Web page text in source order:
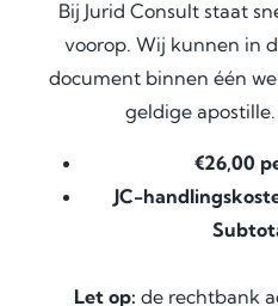
Bij Jurid Consult staat
voorop. Wij kunnen in
document binnen één
geldige
€26,00
JC-
Let op: de rechtbank